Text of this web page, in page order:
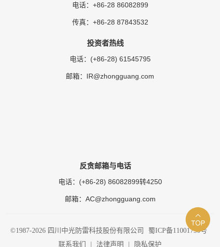
电话： +86-28 86082899
传真： +86-28 87843532
投资者热线
电话： (+86-28) 61545795
邮箱： IR@zhongguang.com
反贪邮箱与电话
电话： (+86-28) 86082899转4250
邮箱： AC@zhongguang.com
©1987-2026 四川中光防雷科技股份有限公司
蜀ICP备11001750号
联系我们
法律声明 隐私保护